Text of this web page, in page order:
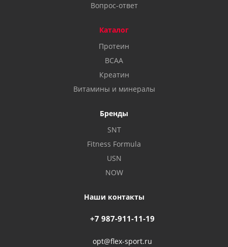
Вопрос-ответ
Каталог
Протеин
BCAA
Креатин
Витамины и минералы
Бренды
SNT
Fitness Formula
USN
NOW
Наши контакты
+7 987-911-11-19
opt@flex-sport.ru